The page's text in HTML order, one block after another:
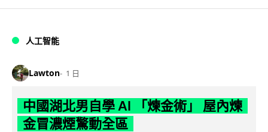
人工智能
Lawton 1 日
中國湖北男自學 AI 「煉金術」 屋內煉
金冒濃煙驚動全區